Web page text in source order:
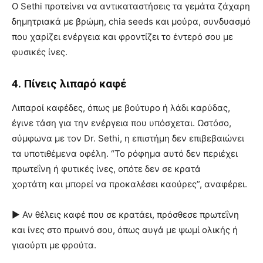
Ο Sethi προτείνει να αντικαταστήσεις τα γεμάτα ζάχαρη
δημητριακά με βρώμη, chia seeds και μούρα, συνδυασμό
που χαρίζει ενέργεια και φροντίζει το έντερό σου με
φυσικές ίνες.
4. Πίνεις λιπαρό καφέ
Λιπαροί καφέδες, όπως με βούτυρο ή λάδι καρύδας,
έγινε τάση για την ενέργεια που υπόσχεται. Ωστόσο,
σύμφωνα με τον Dr. Sethi, η επιστήμη δεν επιβεβαιώνει
τα υποτιθέμενα οφέλη. “Το ρόφημα αυτό δεν περιέχει
πρωτεΐνη ή φυτικές ίνες, οπότε δεν σε κρατά
χορτάτη και μπορεί να προκαλέσει καούρες”, αναφέρει.
► Αν θέλεις καφέ που σε κρατάει, πρόσθεσε πρωτεΐνη
και ίνες στο πρωινό σου, όπως αυγά με ψωμί ολικής ή
γιαούρτι με φρούτα.